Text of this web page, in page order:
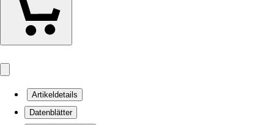
Artikeldetails
Datenblätter